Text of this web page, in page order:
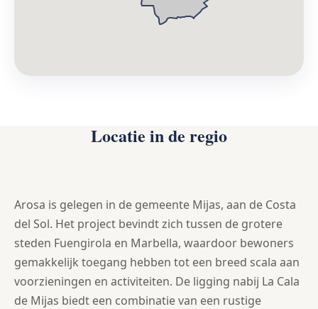
Locatie in de regio
Arosa is gelegen in de gemeente Mijas, aan de Costa
del Sol. Het project bevindt zich tussen de grotere
steden Fuengirola en Marbella, waardoor bewoners
gemakkelijk toegang hebben tot een breed scala aan
voorzieningen en activiteiten. De ligging nabij La Cala
de Mijas biedt een combinatie van een rustige